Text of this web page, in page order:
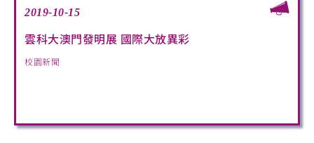
2019-10-15
雲科大澳門發明展 國際大放異彩
校園新聞